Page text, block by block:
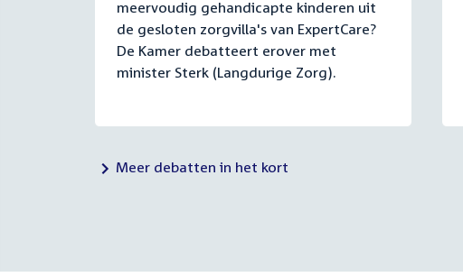
meervoudig gehandicapte kinderen uit
de gesloten zorgvilla's van ExpertCare?
De Kamer debatteert erover met
minister Sterk (Langdurige Zorg).
Meer debatten in het kort